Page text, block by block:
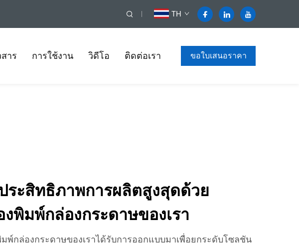
TH
าร การใช้งาน วิดีโอ ติดต่อเรา ขอใบเสนอราคา
ระสิทธิภาพการผลิตสูงสุดด้วย
งพิมพ์กล่องกระดาษของเรา
มพ์กล่องกระดาษของเราได้รับการออกแบบมาเพื่อยกระดับโซลูชัน